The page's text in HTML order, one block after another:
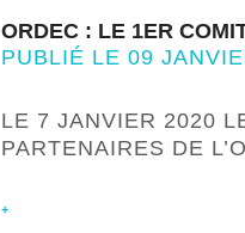
ORDEC : LE 1ER
PUBLIÉ LE 09
LE 7 JANVIER 2020
PARTENAIRES DE
+